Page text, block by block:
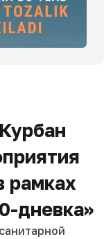
рамках
дневка»